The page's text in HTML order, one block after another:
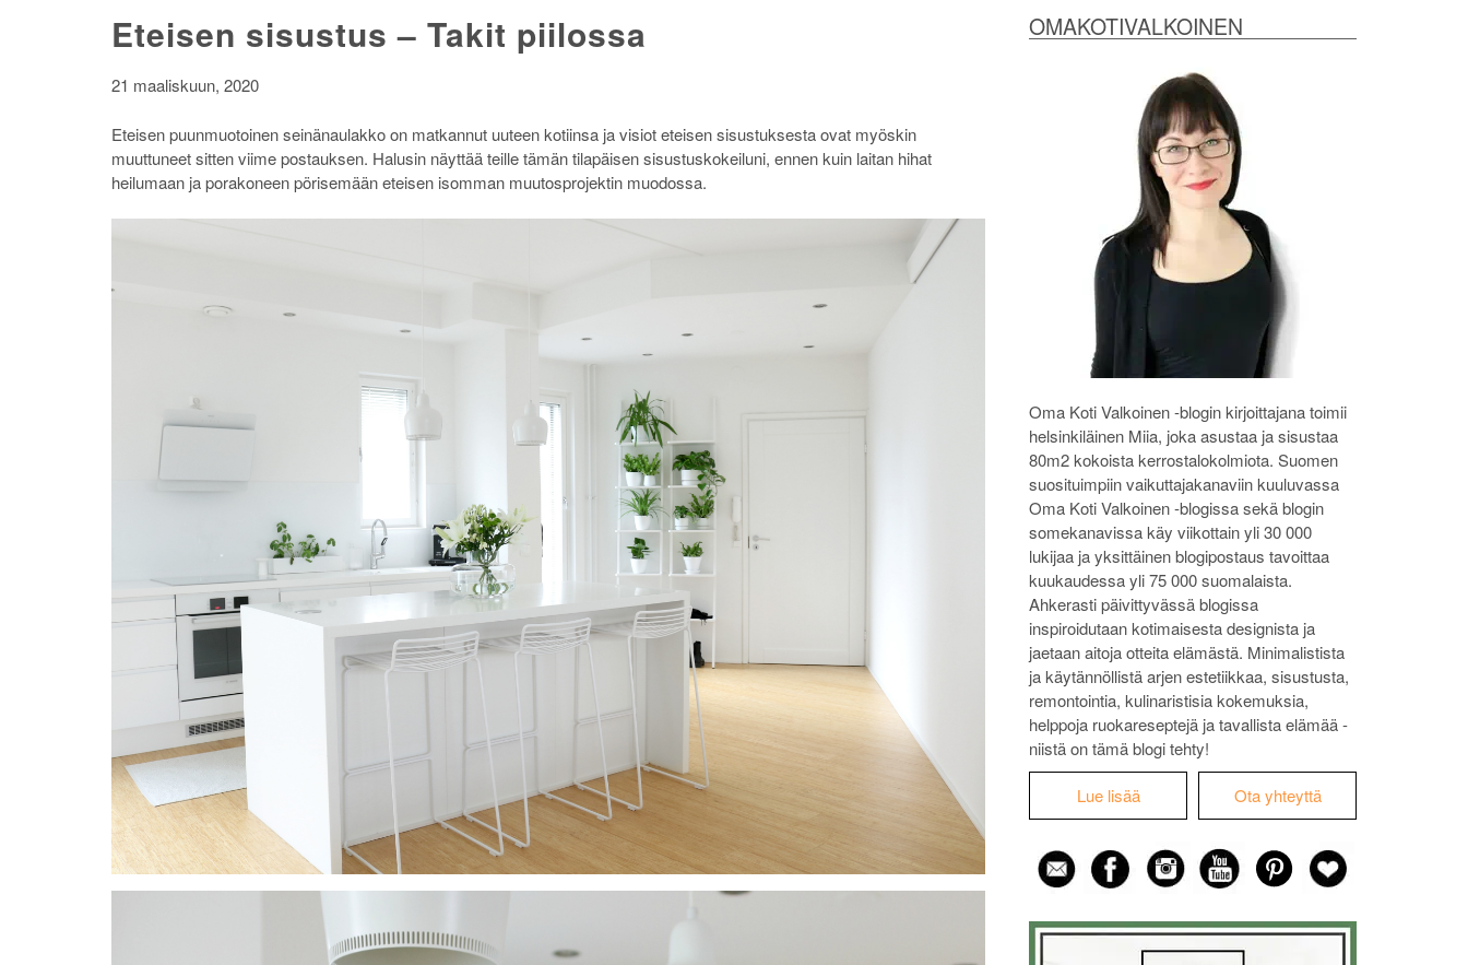
OMAKOTIVALKOINEN
Oma Koti Valkoinen -blogin kirjoittajana toimii
helsinkiläinen Miia, joka asustaa ja sisustaa
80m2 kokoista kerrostalokolmiota. Suomen
suosituimpiin vaikuttajakanaviin kuuluvassa
Oma Koti Valkoinen -blogissa sekä blogin
somekanavissa käy viikottain yli 30 000
lukijaa ja yksittäinen blogipostaus tavoittaa
kuukaudessa yli 75 000 suomalaista.
Ahkerasti päivittyvässä blogissa
inspiroidutaan kotimaisesta designista ja
jaetaan aitoja otteita elämästä. Minimalistista
ja käytännöllistä arjen estetiikkaa, sisustusta,
remontointia, kulinaristisia kokemuksia,
helppoja ruokareseptejä ja tavallista elämää -
niistä on tämä blogi tehty!
Lue lisää Ota yhteyttä
Eteisen sisustus – Takit piilossa
21 maaliskuun, 2020
Eteisen puunmuotoinen seinänaulakko on matkannut uuteen kotiinsa ja visiot eteisen sisustuksesta ovat myöskin
muuttuneet sitten viime postauksen. Halusin näyttää teille tämän tilapäisen sisustuskokeiluni, ennen kuin laitan hihat
heilumaan ja porakoneen pörisemään eteisen isomman muutosprojektin muodossa.